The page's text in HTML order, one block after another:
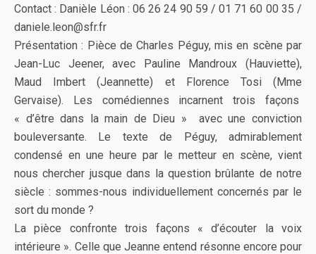
Contact : Danièle Léon : 06 26 24 90 59 / 01 71 60 00 35 /
daniele.leon@sfr.fr
Présentation : Pièce de Charles Péguy, mis en scène par
Jean-Luc Jeener, avec Pauline Mandroux (Hauviette),
Maud Imbert (Jeannette) et Florence Tosi (Mme
Gervaise). Les comédiennes incarnent trois façons
« d’être dans la main de Dieu » avec une conviction
bouleversante. Le texte de Péguy, admirablement
condensé en une heure par le metteur en scène, vient
nous chercher jusque dans la question brûlante de notre
siècle : sommes-nous individuellement concernés par le
sort du monde ?
La pièce confronte trois façons « d’écouter la voix
intérieure ». Celle que Jeanne entend résonne encore pour